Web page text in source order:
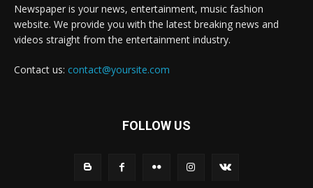
Newspaper is your news, entertainment, music fashion
website. We provide you with the latest breaking news and
videos straight from the entertainment industry.
Contact us: contact@yoursite.com
FOLLOW US